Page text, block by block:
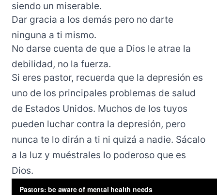
siendo un miserable.
Dar gracia a los demás pero no darte
ninguna a ti mismo.
No darse cuenta de que a Dios le atrae la
debilidad, no la fuerza.
Si eres pastor, recuerda que la depresión es
uno de los principales problemas de salud
de Estados Unidos. Muchos de los tuyos
pueden luchar contra la depresión, pero
nunca te lo dirán a ti ni quizá a nadie. Sácalo
a la luz y muéstrales lo poderoso que es
Dios.